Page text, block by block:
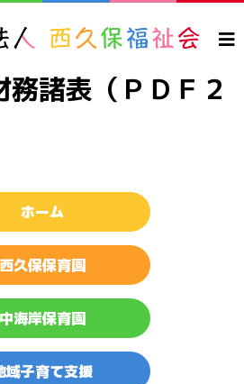
諸表（ＰＤＦ２
ホーム
西久保保育園
中海岸保育園
域子育て支援